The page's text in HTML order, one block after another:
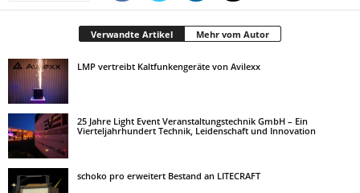
Verwandte Artikel Mehr vom Autor
LMP vertreibt Kaltfunkengeräte von Avilexx
25 Jahre Light Event Veranstaltungstechnik GmbH – Ein
Vierteljahrhundert Technik, Leidenschaft und Innovation
schoko pro erweitert Bestand an LITECRAFT